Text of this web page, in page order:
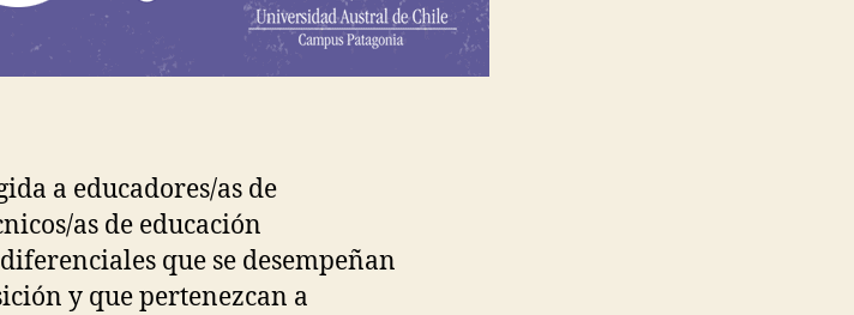
a educadores/as de
as de educación
que se desempeñan
y que pertenezcan a